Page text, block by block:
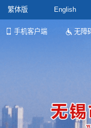
繁体版 English
手机客户端 无障